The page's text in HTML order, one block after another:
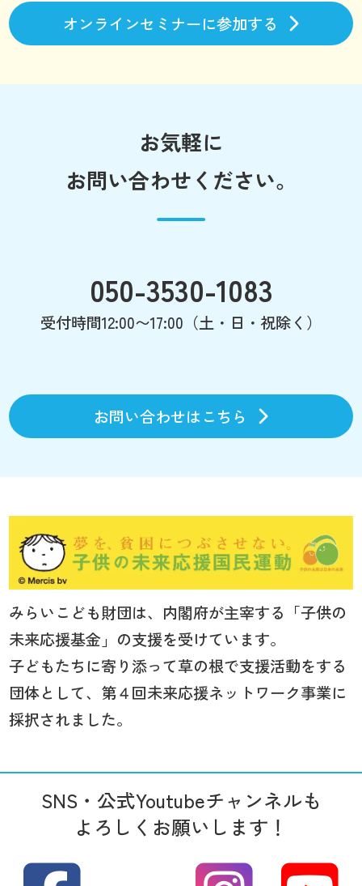
オンラインセミナーに参加する
お気軽に
お問い合わせください。
050-3530-1083
受付時間12:00〜17:00（土・日・祝除く）
お問い合わせはこちら
みらいこども財団は、内閣府が主宰する「子供の
未来応援基金」の支援を受けています。
子どもたちに寄り添って草の根で支援活動をする
団体として、第４回未来応援ネットワーク事業に
採択されました。
SNS・公式Youtubeチャンネルも
よろしくお願いします！